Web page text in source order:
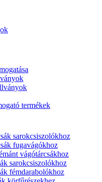
termékek
sarokcsiszolókhoz
fugavágókhoz
vágótárcsákhoz
sarokcsiszolókhoz
fémdarabolókhoz